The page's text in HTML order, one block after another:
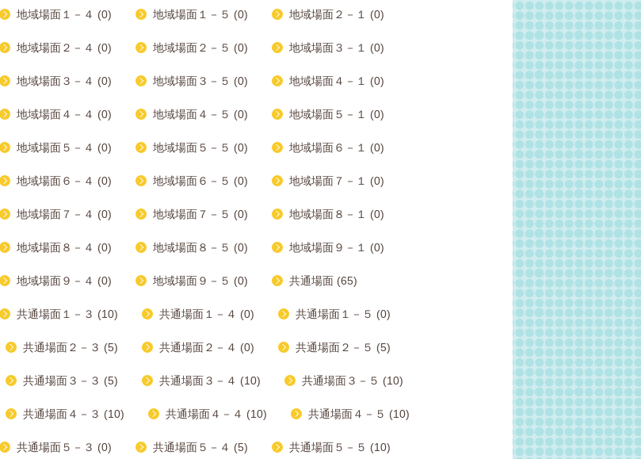
地域場面１－４ (0) 地域場面１－５ (0) 地域場面２－１ (0)
地域場面２－４ (0) 地域場面２－５ (0) 地域場面３－１ (0)
地域場面３－４ (0) 地域場面３－５ (0) 地域場面４－１ (0)
地域場面４－４ (0) 地域場面４－５ (0) 地域場面５－１ (0)
地域場面５－４ (0) 地域場面５－５ (0) 地域場面６－１ (0)
地域場面６－４ (0) 地域場面６－５ (0) 地域場面７－１ (0)
地域場面７－４ (0) 地域場面７－５ (0) 地域場面８－１ (0)
地域場面８－４ (0) 地域場面８－５ (0) 地域場面９－１ (0)
地域場面９－４ (0) 地域場面９－５ (0) 共通場面 (65)
共通場面１－３ (10) 共通場面１－４ (0) 共通場面１－５ (0)
共通場面２－３ (5) 共通場面２－４ (0) 共通場面２－５ (5)
共通場面３－３ (5) 共通場面３－４ (10) 共通場面３－５ (10)
共通場面４－３ (10) 共通場面４－４ (10) 共通場面４－５ (10)
共通場面５－３ (0) 共通場面５－４ (5) 共通場面５－５ (10)